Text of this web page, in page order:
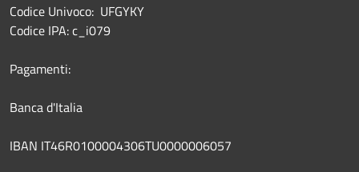
Codice Univoco: UFGYKY
Codice IPA: c_i079
Pagamenti:
Banca d'Italia
IBAN IT46R0100004306TU0000006057